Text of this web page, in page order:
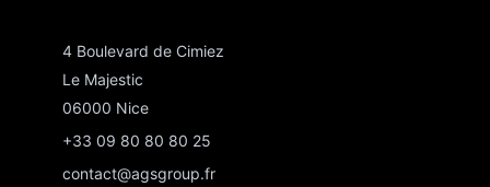
4 Boulevard de Cimiez
Le Majestic
06000 Nice
+33 09 80 80 80 25
contact@agsgroup.fr